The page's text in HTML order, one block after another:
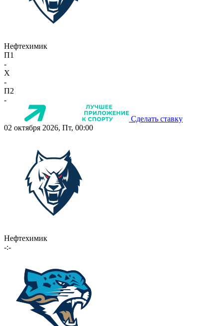
Нефтехимик
П1
-
X
-
П2
-
Сделать ставку
02 октября 2026, Пт, 00:00
Нефтехимик
-:-